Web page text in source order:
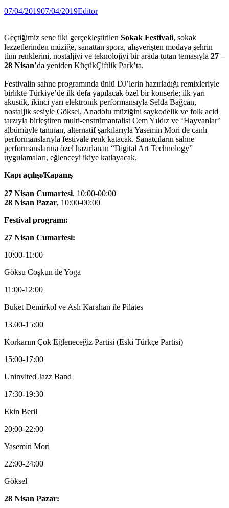
07/04/201907/04/2019Editor
Geçtiğimiz sene ilki gerçekleştirilen Sokak Festivali, sokak
lezzetlerinden müziğe, sanattan spora, alışverişten modaya şehrin
tüm renklerini, nostaljiyi ve teknolojiyi bir arada tutan temasıyla 27 –
28 Nisan’da yeniden KüçükÇiftlik Park’ta.
Festivalin sahne programında ünlü DJ’lerin hazırladığı remixleriyle
birlikte Türkiye’de ilk defa yapılacak özel bir konserle; ilk yarı
akustik, ikinci yarı elektronik performansıyla Selda Bağcan,
nostaljik sesiyle Göksel, Anadolu müziğini saykodelik ve folk acid
tarzıyla birleştiren multi-enstrümantalist Cem Yıldız ve ‘Hayvanlar’
albümüyle tanınan, alternatif şarkılarıyla Yasemin Mori de canlı
performanslarıyla festivale renk katacak. Sanatçıların sahne
performanslarına özel hazırlanan “Digital Art Technology”
uygulamaları, eğlenceyi ikiye katlayacak.
Kapı açılışı/Kapanış
27 Nisan Cumartesi, 10:00-00:00
28 Nisan Pazar, 10:00-00:00
Festival programı:
27 Nisan Cumartesi:
10:00-11:00
Göksu Coşkun ile Yoga
11:00-12:00
Buket Demirkol ve Aslı Karahan ile Pilates
13.00-15:00
Korkarım Çok Eğleneceğiz Partisi (Eski Türkçe Partisi)
15:00-17:00
Uninvited Jazz Band
17:30-19:30
Ekin Beril
20:00-22:00
Yasemin Mori
22:00-24:00
Göksel
28 Nisan Pazar: